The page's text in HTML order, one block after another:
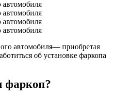
автомобиля— приобретая
об установке фаркопа
фаркоп?